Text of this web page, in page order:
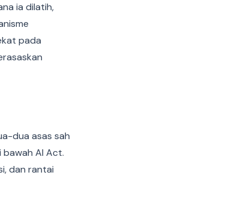
ia dilatih,
pada
dua asas sah
AI Act.
dan rantai